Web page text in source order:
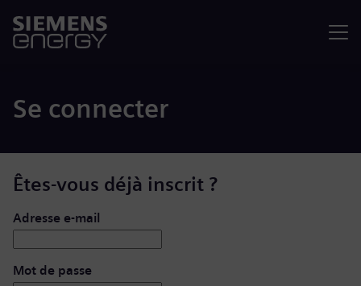
Se connecter
Êtes-vous déjà inscrit ?
Se connecter : nom d’utilisateur et mot de passe
Adresse e-mail
Mot de passe